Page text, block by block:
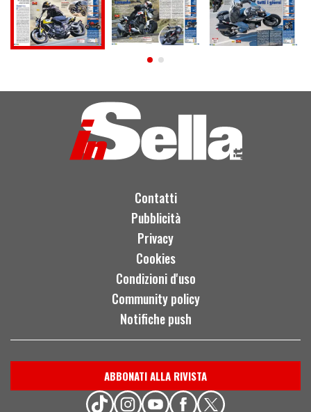
Contatti
Pubblicità
Privacy
Cookies
Condizioni d'uso
Community policy
Notifiche push
ABBONATI ALLA RIVISTA